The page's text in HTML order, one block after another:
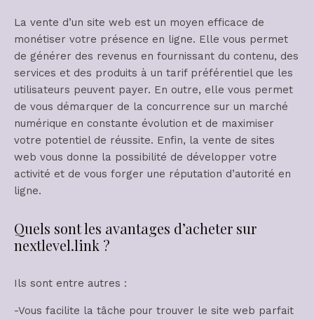
La vente d’un site web est un moyen efficace de
monétiser votre présence en ligne. Elle vous permet
de générer des revenus en fournissant du contenu, des
services et des produits à un tarif préférentiel que les
utilisateurs peuvent payer. En outre, elle vous permet
de vous démarquer de la concurrence sur un marché
numérique en constante évolution et de maximiser
votre potentiel de réussite. Enfin, la vente de sites
web vous donne la possibilité de développer votre
activité et de vous forger une réputation d’autorité en
ligne.
Quels sont les avantages d’acheter sur
nextlevel.link ?
Ils sont entre autres :
-Vous facilite la tâche pour trouver le site web parfait